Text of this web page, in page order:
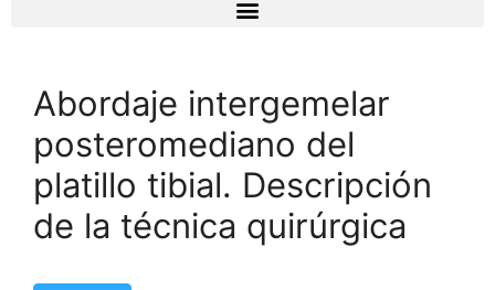
Abordaje intergemelar
posteromediano del
platillo tibial. Descripción
de la técnica quirúrgica